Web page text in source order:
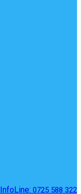
InfoLine: 0725 588 322